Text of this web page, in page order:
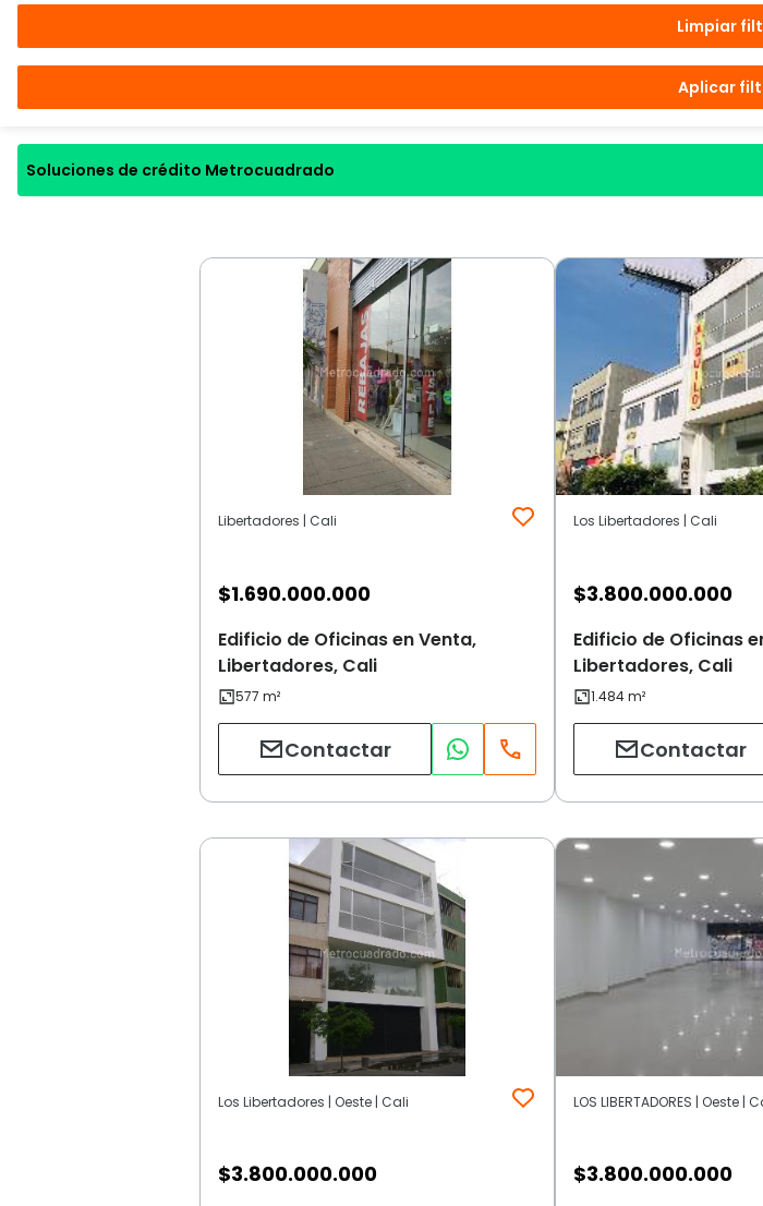
Limpiar
Aplicar
Soluciones de crédito Metrocuadrado
Libertadores | Cali
$1.690.000.000
Edificio de Oficinas en Venta,
Libertadores, Cali
Contactar
Los Libertadores | Cali
$3.800.000.000
Edificio de Oficinas
Libertadores, Cali
Contactar
Los Libertadores | Oeste | Cali
$3.800.000.000
LOS LIBERTADORES | Oeste |
$3.800.000.000